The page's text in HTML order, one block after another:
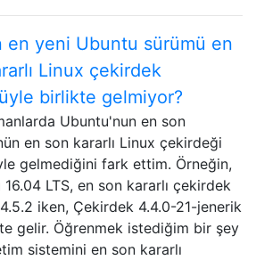
en yeni Ubuntu sürümü en
Linux çekirdek
birlikte gelmiyor?
Ubuntu'nun en son
en son kararlı Linux çekirdeği
gelmediğini fark ettim. Örneğin,
16.04 LTS, en son kararlı çekirdek
iken, Çekirdek 4.4.0-21-jenerik
gelir. Öğrenmek istediğim bir şey
sistemini en son kararlı